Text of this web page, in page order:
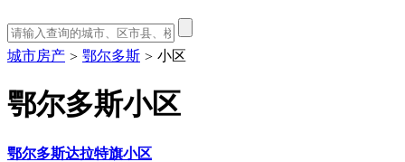
城市房产 > 鄂尔多斯 > 小区
鄂尔多斯小区
鄂尔多斯达拉特旗小区